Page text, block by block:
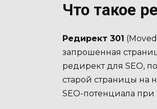
Что такое
Редирект 301
запрошенная
редирект для SEO,
старой страницы на
SEO-потенциала